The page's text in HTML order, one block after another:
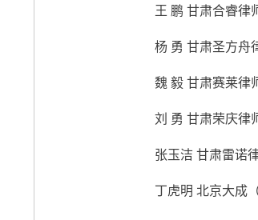
王 鹏 甘肃合
杨 勇 甘肃圣
魏 毅 甘肃赛
刘 勇 甘肃荣
张玉洁 甘肃
丁虎明 北京大